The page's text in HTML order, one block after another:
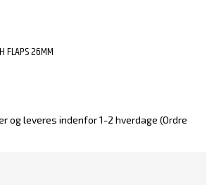
FLAPS 26MM
og leveres indenfor 1-2 hverdage (Ordre